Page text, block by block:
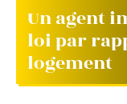
Un agent
loi par
logement